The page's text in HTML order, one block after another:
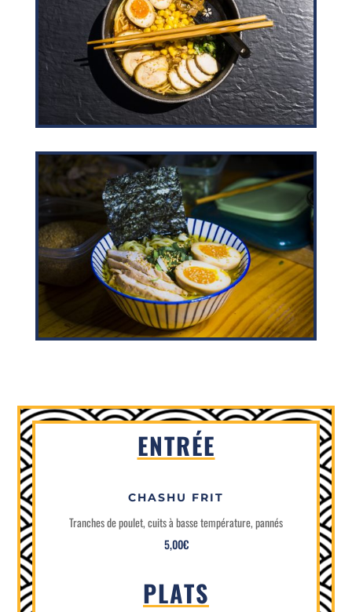
ENTRÉE
CHASHU FRIT
Tranches de poulet, cuits à basse température, pannés
5,00€
PLATS